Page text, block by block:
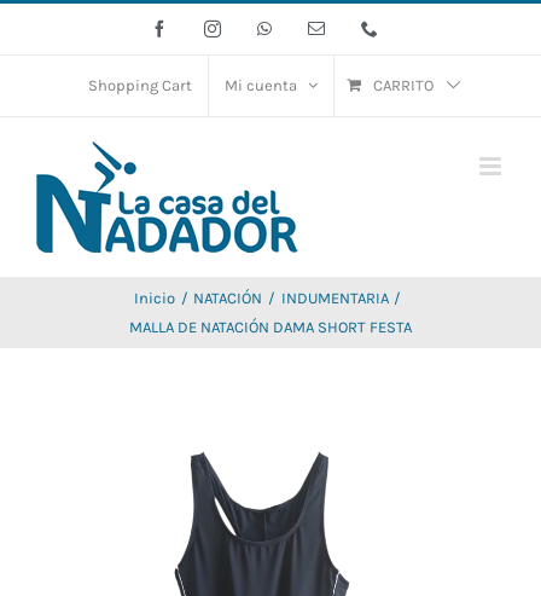
FacebookInstagramWhatsAppCorreo
Shopping Cart Mi cuenta CARRITO
Inicio NATACIÓN
INDUMENTARIA
MALLA DE NATACIÓN DAMA SHORT FESTA